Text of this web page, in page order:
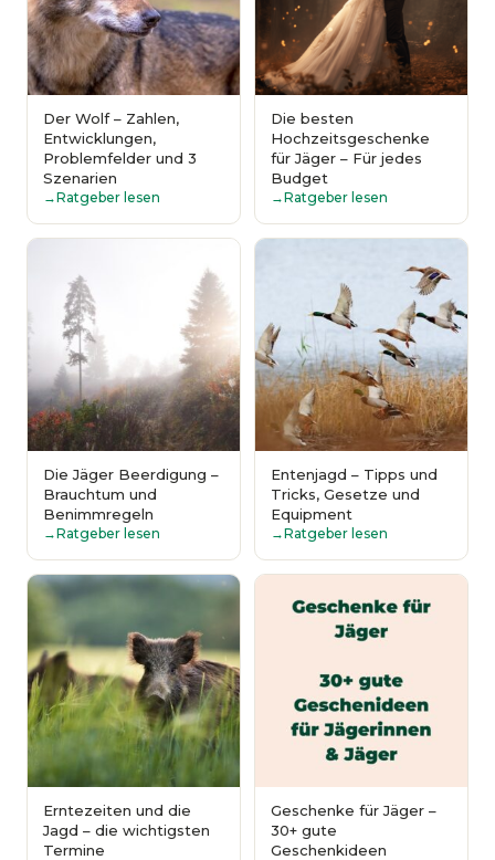
Der Wolf – Zahlen,
Entwicklungen,
Problemfelder und 3
Szenarien
Ratgeber lesen
Die besten
Hochzeitsgeschenke
für Jäger – Für jedes
Budget
Ratgeber lesen
Die Jäger Beerdigung –
Brauchtum und
Benimmregeln
Ratgeber lesen
Entenjagd – Tipps und
Tricks, Gesetze und
Equipment
Ratgeber lesen
Erntezeiten und die
Jagd – die wichtigsten
Termine
Geschenke für Jäger –
30+ gute
Geschenkideen